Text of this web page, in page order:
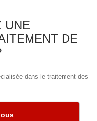
UNE
DE
dans le traitement des